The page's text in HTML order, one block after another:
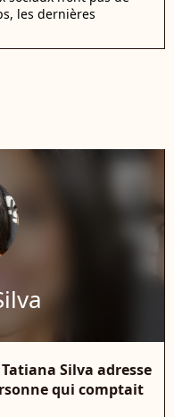
les dernières
Silva adresse
qui comptait